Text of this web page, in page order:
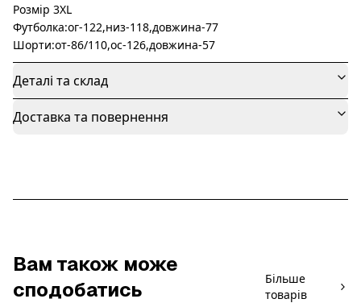
Розмір 3XL
Футболка:ог-122,низ-118,довжина-77
Шорти:от-86/110,ос-126,довжина-57
Деталі та склад
Доставка та повернення
Вам також може
сподобатись
Більше
товарів